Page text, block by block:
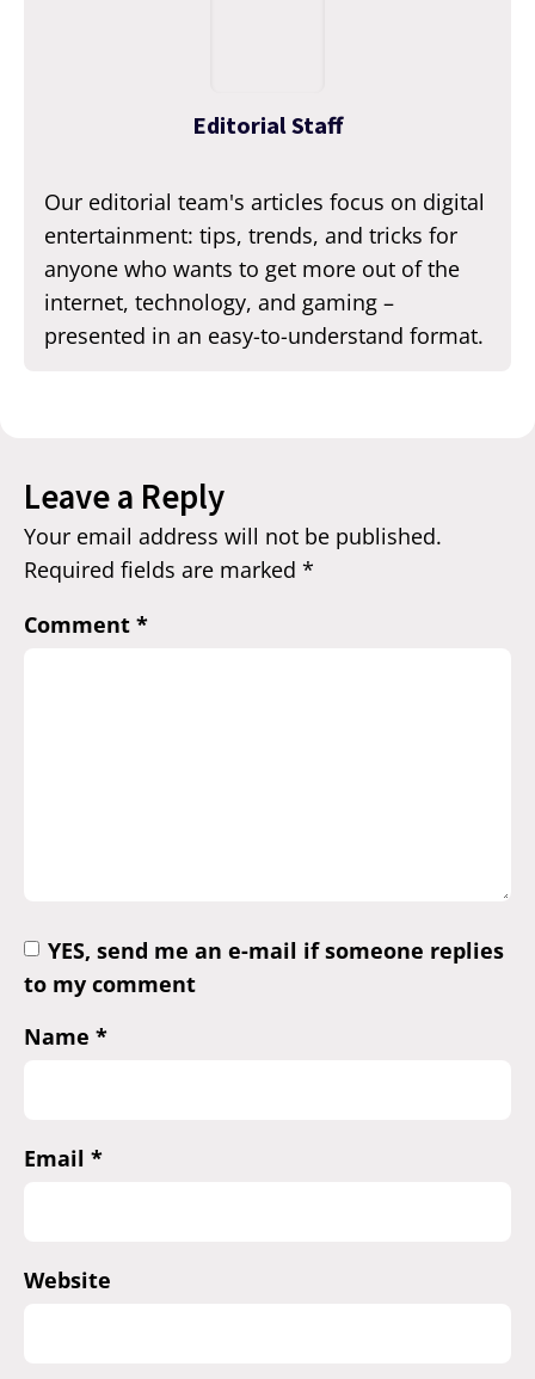
Editorial Staff
Our editorial team's articles focus on digital
entertainment: tips, trends, and tricks for
anyone who wants to get more out of the
internet, technology, and gaming –
presented in an easy-to-understand format.
Leave a Reply
Your email address will not be published.
Required fields are marked *
Comment *
YES, send me an e-mail if someone replies
to my comment
Name *
Email *
Website